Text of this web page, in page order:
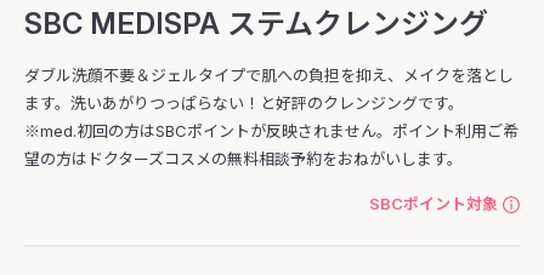
SBC MEDISPA ステムクレンジング
ダブル洗顔不要＆ジェルタイプで肌への負担を抑え、メイクを落とし
ます。洗いあがりつっぱらない！と好評のクレンジングです。
※med.初回の方はSBCポイントが反映されません。ポイント利用ご希
望の方はドクターズコスメの無料相談予約をおねがいします。
SBCポイント対象